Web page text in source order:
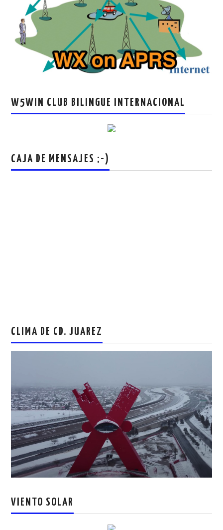
W5WIN CLUB BILINGUE INTERNACIONAL
CAJA DE MENSAJES ;-)
CLIMA DE CD. JUAREZ
VIENTO SOLAR